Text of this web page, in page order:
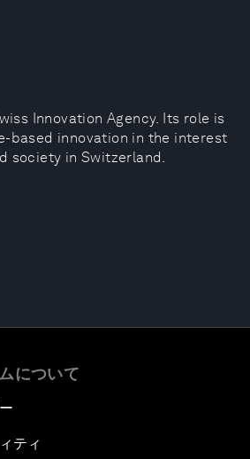
Innovation Agency. Its role is
based innovation in the interest
society in Switzerland.
について
ティ